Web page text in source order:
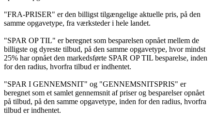
"FRA-PRISER" er den billigst tilgængelige aktuelle pris, på den
samme opgavetype, fra værksteder i hele landet.
"SPAR OP TIL" er beregnet som besparelsen opnået mellem de
billigste og dyreste tilbud, på den samme opgavetype, hvor mindst
25% har opnået den markedsførte SPAR OP TIL besparelse, inden
for den radius, hvorfra tilbud er indhentet.
"SPAR I GENNEMSNIT" og "GENNEMSNITSPRIS" er
beregnet som et samlet gennemsnit af priser og besparelser opnået
på tilbud, på den samme opgavetype, inden for den radius, hvorfra
tilbud er indhentet.